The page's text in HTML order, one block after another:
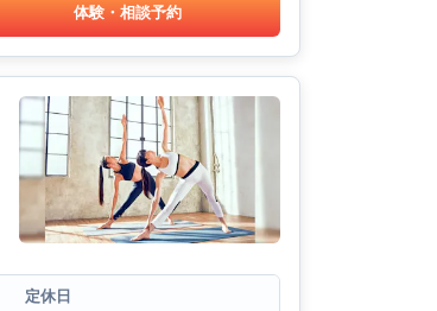
体験・相談予約
定休日